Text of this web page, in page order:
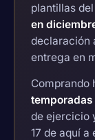
plantillas
en
declaración
entrega en
Comprando
de ejercicio
17 de aquí a